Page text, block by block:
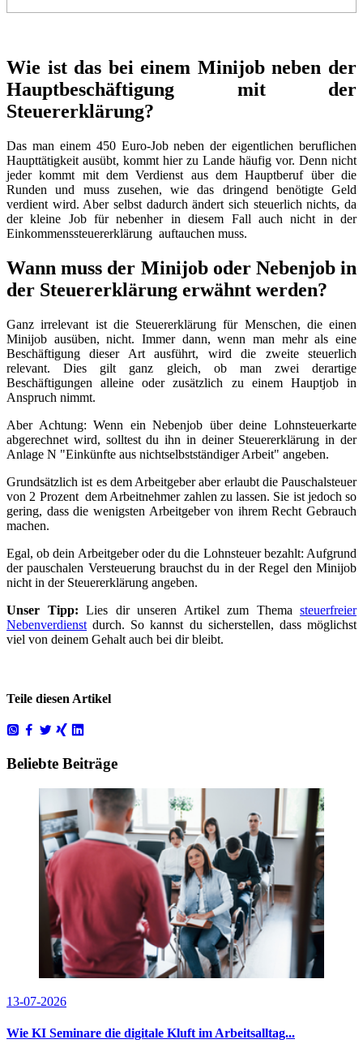
Wie ist das bei einem Minijob neben der
Hauptbeschäftigung mit der
Steuererklärung?
Das man einem 450 Euro-Job neben der eigentlichen beruflichen
Haupttätigkeit ausübt, kommt hier zu Lande häufig vor. Denn nicht
jeder kommt mit dem Verdienst aus dem Hauptberuf über die
Runden und muss zusehen, wie das dringend benötigte Geld
verdient wird. Aber selbst dadurch ändert sich steuerlich nichts, da
der kleine Job für nebenher in diesem Fall auch nicht in der
Einkommenssteuererklärung auftauchen muss.
Wann muss der Minijob oder Nebenjob in
der Steuererklärung erwähnt werden?
Ganz irrelevant ist die Steuererklärung für Menschen, die einen
Minijob ausüben, nicht. Immer dann, wenn man mehr als eine
Beschäftigung dieser Art ausführt, wird die zweite steuerlich
relevant. Dies gilt ganz gleich, ob man zwei derartige
Beschäftigungen alleine oder zusätzlich zu einem Hauptjob in
Anspruch nimmt.
Aber Achtung: Wenn ein Nebenjob über deine Lohnsteuerkarte
abgerechnet wird, solltest du ihn in deiner Steuererklärung in der
Anlage N "Einkünfte aus nichtselbstständiger Arbeit" angeben.
Grundsätzlich ist es dem Arbeitgeber aber erlaubt die Pauschalsteuer
von 2 Prozent dem Arbeitnehmer zahlen zu lassen. Sie ist jedoch so
gering, dass die wenigsten Arbeitgeber von ihrem Recht Gebrauch
machen.
Egal, ob dein Arbeitgeber oder du die Lohnsteuer bezahlt: Aufgrund
der pauschalen Versteuerung brauchst du in der Regel den Minijob
nicht in der Steuererklärung angeben.
Unser Tipp: Lies dir unseren Artikel zum Thema steuerfreier
Nebenverdienst durch. So kannst du sicherstellen, dass möglichst
viel von deinem Gehalt auch bei dir bleibt.
Teile diesen Artikel
Beliebte Beiträge
13-07-2026
Wie KI Seminare die digitale Kluft im Arbeitsalltag...